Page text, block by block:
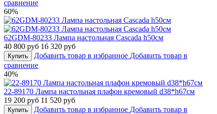
сравнение
60%
62GDM-80233 Лампа настольная Cascada h50см
40 800 руб 16 320 руб
Купить Добавить товар в избранное Добавить товар в
сравнение
40%
22-89170 Лампа настольная плафон кремовый d38*h67см
19 200 руб 11 520 руб
Купить Добавить товар в избранное Добавить товар в